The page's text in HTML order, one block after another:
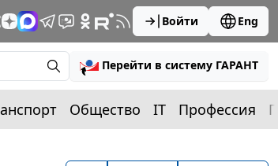
Войти Eng
Перейти в систему ГАРАНТ
Общество IT Профессия